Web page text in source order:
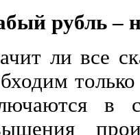
рубль –
ли все
в